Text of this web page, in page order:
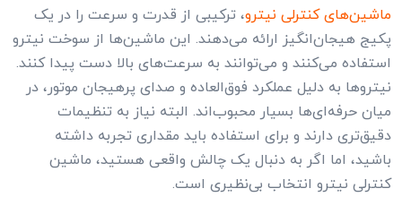
ماشین‌های کنترلی نیترو، ترکیبی از قدرت و سرعت را در یک
پکیج هیجان‌انگیز ارائه می‌دهند. این ماشین‌ها از سوخت نیترو
استفاده می‌کنند و می‌توانند به سرعت‌های بالا دست پیدا کنند.
نیتروها به دلیل عملکرد فوق‌العاده و صدای پرهیجان موتور، در
میان حرفه‌ای‌ها بسیار محبوب‌اند. البته نیاز به تنظیمات
دقیق‌تری دارند و برای استفاده باید مقداری تجربه داشته
باشید، اما اگر به دنبال یک چالش واقعی هستید، ماشین
کنترلی نیترو انتخاب بی‌نظیری است.